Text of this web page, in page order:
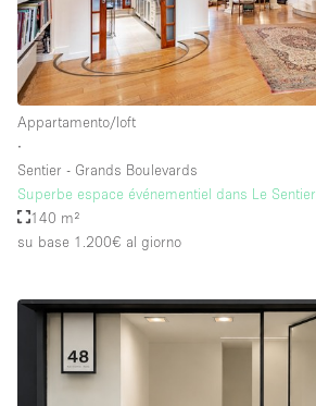
Appartamento/loft
∙
Sentier - Grands Boulevards
Superbe espace événementiel dans Le Sentier
140 m²
su base 1.200€ al giorno